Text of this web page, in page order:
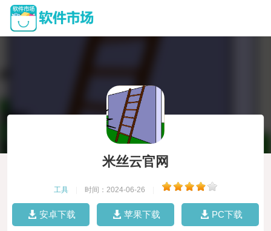
米丝云官网
工具 时间：2024-06-26
安卓下载 苹果下载 PC下载